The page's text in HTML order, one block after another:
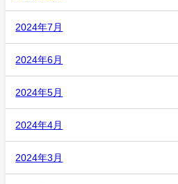
2024年7月
2024年6月
2024年5月
2024年4月
2024年3月